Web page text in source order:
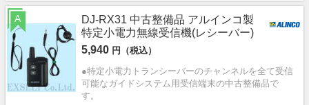
DJ-RX31 中古整備品 アルインコ製
特定小電力無線受信機(レシーバー)
5,940 円（税込）
●特定小電力トランシーバーのチャンネルを全て受信
可能なガイドシステム用受信端末の中古整備品で
す。
A